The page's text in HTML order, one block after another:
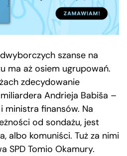
szanse na
ma aż osiem ugrupowań.
zdecydowanie
Andrieja Babiša –
ministra finansów. Na
od sondażu, jest
albo komuniści. Tuż za nimi
SPD Tomio Okamury.